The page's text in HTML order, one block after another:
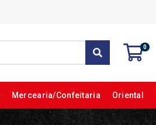
0
Mercearia/Confeitaria Oriental